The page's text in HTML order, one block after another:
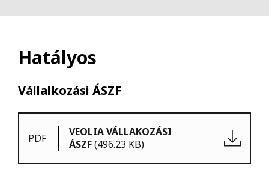
Hatályos
Vállalkozási ÁSZF
PDF
VEOLIA VÁLLAKOZÁSI
ÁSZF(496.23 KB)